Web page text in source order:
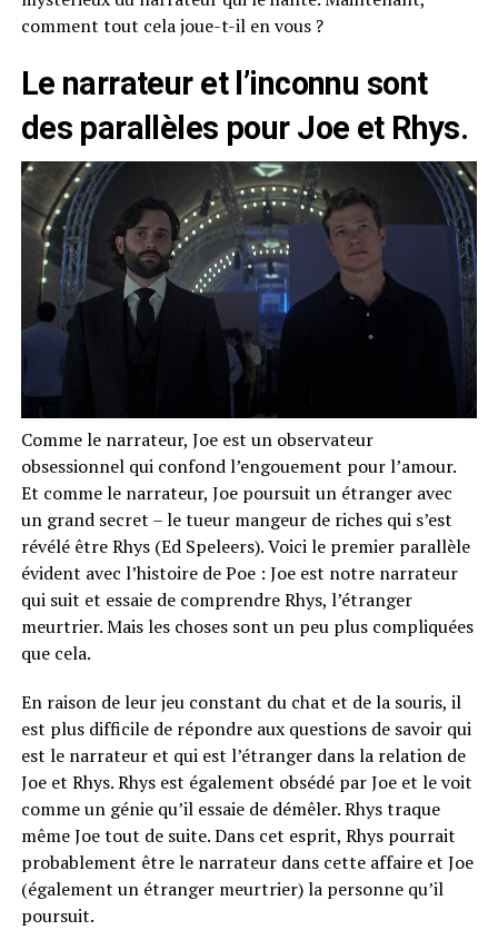
comment tout cela joue-t-il en vous ?
Le narrateur et l’inconnu sont
des parallèles pour Joe et Rhys.
Comme le narrateur, Joe est un observateur
obsessionnel qui confond l’engouement pour l’amour.
Et comme le narrateur, Joe poursuit un étranger avec
un grand secret – le tueur mangeur de riches qui s’est
révélé être Rhys (Ed Speleers). Voici le premier parallèle
évident avec l’histoire de Poe : Joe est notre narrateur
qui suit et essaie de comprendre Rhys, l’étranger
meurtrier. Mais les choses sont un peu plus compliquées
que cela.
En raison de leur jeu constant du chat et de la souris, il
est plus difficile de répondre aux questions de savoir qui
est le narrateur et qui est l’étranger dans la relation de
Joe et Rhys. Rhys est également obsédé par Joe et le voit
comme un génie qu’il essaie de démêler. Rhys traque
même Joe tout de suite. Dans cet esprit, Rhys pourrait
probablement être le narrateur dans cette affaire et Joe
(également un étranger meurtrier) la personne qu’il
poursuit.